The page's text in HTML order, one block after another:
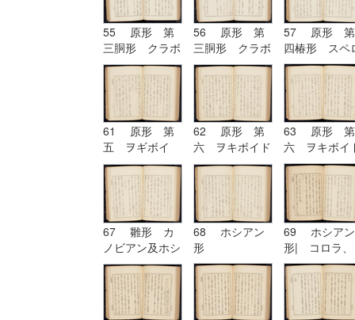
55 原形 第
三胴形 クラボ
イド
56 原形 第
三胴形 クラボ
イド| 原形
第四椿形 スペ
ロイド
57 原形 第
四椿形 スペ
イド
61 原形 第
五 ヲギボイ
ド| 原形 第
六 ヲキボイド
62 原形 第
六 ヲキボイド
63 原形 第
六 ヲキボイ
67 雛形 カ
ノビアン及ホシ
アン| ホシア
ン形
68 ホシアン
形
69 ホシアン
形| コロラ、
カンパニユラ
及ヒ幹